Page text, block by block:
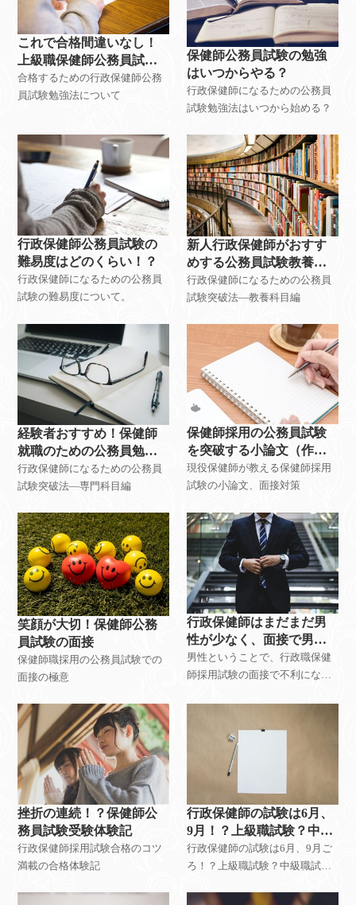
これで合格間違いなし！
上級職保健師公務員試験
勉強法
合格するための行政保健師公務
員試験勉強法について
保健師公務員試験の勉強
はいつからやる？
行政保健師になるための公務員
試験勉強法はいつから始める？
行政保健師公務員試験の
難易度はどのくらい！？
行政保健師になるための公務員
試験の難易度について。
新人行政保健師がおすす
めする公務員試験教養対
策勉強法
行政保健師になるための公務員
試験突破法―教養科目編
経験者おすすめ！保健師
就職のための公務員勉強
法-専門科目
行政保健師になるための公務員
試験突破法―専門科目編
保健師採用の公務員試験
を突破する小論文（作
文）、面接対策について
現役保健師が教える保健師採用
試験の小論文、面接対策
笑顔が大切！保健師公務
員試験の面接
保健師職採用の公務員試験での
面接の極意
行政保健師はまだまだ男
性が少なく、面接で男性
ということで不利になる
のでは？
男性ということで、行政職保健
師採用試験の面接で不利になる
挫折の連続！？保健師公
務員試験受験体験記
行政保健師採用試験合格のコツ
満載の合格体験記
行政保健師の試験は6月、
9月！？上級職試験？中級
職試験？初級職？
行政保健師の試験は6月、9月ご
ろ！？上級職試験？中級職試